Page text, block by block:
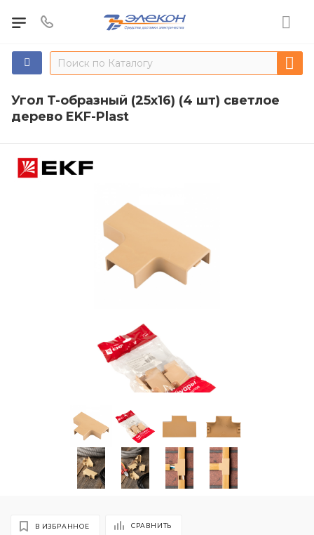
Угол T-образный (25х16) (4 шт) светлое
дерево EKF-Plast
В ИЗБРАННОЕ СРАВНИТЬ